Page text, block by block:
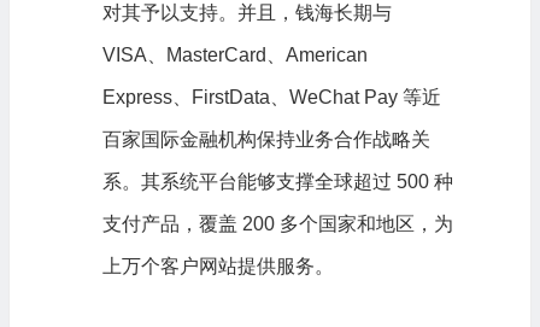
对其予以支持。并且，钱海长期与
VISA、MasterCard、American
Express、FirstData、WeChat Pay 等近
百家国际金融机构保持业务合作战略关
系。其系统平台能够支撑全球超过 500 种
支付产品，覆盖 200 多个国家和地区，为
上万个客户网站提供服务。